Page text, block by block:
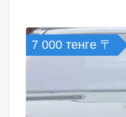
7 000 тенге 〒